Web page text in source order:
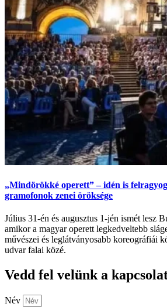
„Mindörökké operett” – idén is
gramofonok zenei öröksége
Július 31-én és augusztus 1-jén ismét lesz
amikor a magyar operett legkedveltebb
művészei és leglátványosabb koreográfiái
udvar falai közé.
Vedd fel velünk a
Név